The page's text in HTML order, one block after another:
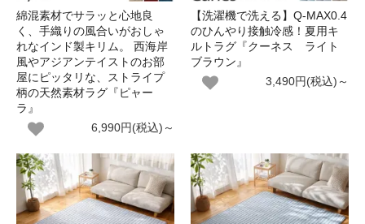
綿混素材でサラッと心地良
く、手織りの風合いがおしゃ
れなインド製キリム。 西海岸
風やアジアンテイストのお部
屋にピッタリな、ストライプ
柄の天然素材ラグ『ピャー
ラ』
6,990円(税込)～
【洗濯機で洗える】Q-MAX0.4
のひんやり接触冷感！夏用キ
ルトラグ『クーネス ライト
ブラウン』
3,490円(税込)～